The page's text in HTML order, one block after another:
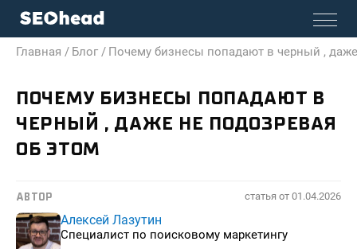
Главная / Блог / Почему бизнесы попадают в черный ,
ПОЧЕМУ БИЗНЕСЫ ПОПАДАЮТ В
ЧЕРНЫЙ , ДАЖЕ НЕ ПОДОЗРЕВАЯ
ОБ ЭТОМ
АВТОР статья от 01.04.2026
Алексей Лазутин
Специалист по поисковому маркетингу